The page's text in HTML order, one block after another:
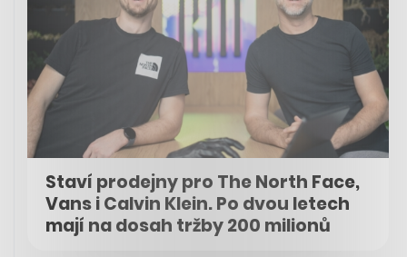
Staví prodejny pro The North Face,
Vans i Calvin Klein. Po dvou letech
mají na dosah tržby 200 milionů